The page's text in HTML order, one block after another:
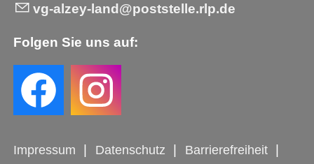
vg-alzey-land@poststelle.rlp.de
Folgen Sie uns auf:
Impressum Datenschutz
Barrierefreiheit